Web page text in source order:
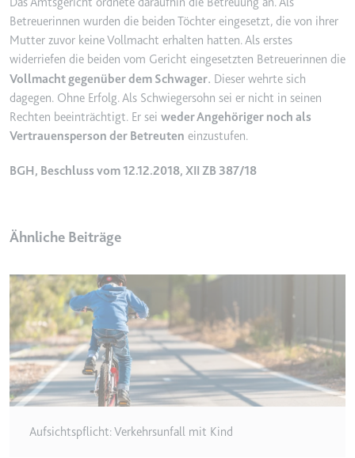
Zweck:
Wird verwendet, um Daten zu
Google Analytics über das Gerät
und das Verhalten des Besuchers
zu senden. Erfasst den Besucher
über Geräte und Marketingkanäle
hinweg.
Ablauf:
2 Jahre
Typ:
zu messen, indem Daten über die
Conversion-Rate der Anzeigen der
Website über mehrere Websites
hinweg gesammelt werden.
Ablauf:
3 Monate
Typ:
HTTP-Cookie
_gcl_ls
Typ:
HTTP-Cookie
Betreuerinnen wurden die beiden Töchter eingesetzt, die von ihrer
Mutter zuvor keine Vollmacht erhalten hatten. Als erstes
widerriefen die beiden vom Gericht eingesetzten Betreuerinnen die
Vollmacht gegenüber dem Schwager. Dieser wehrte sich
dagegen. Ohne Erfolg. Als Schwiegersohn sei er nicht in seinen
Rechten beeinträchtigt. Er sei weder Angehöriger noch als
Vertrauensperson der Betreuten einzustufen.
BGH, Beschluss vom 12.12.2018, XII ZB 387/18
Ähnliche Beiträge
Aufsichtspflicht: Verkehrsunfall mit Kind